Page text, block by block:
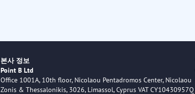
본사 정보
Point B Ltd
Office 1001A, 10th floor, Nicolaou Pentadromos Center, Nicolaou
Zonis & Thessalonikis, 3026, Limassol, Cyprus VAT CY10430957Q